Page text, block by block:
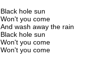
Black hole sun
Won't you come
And wash away the rain
Black hole sun
Won't you come
Won't you come